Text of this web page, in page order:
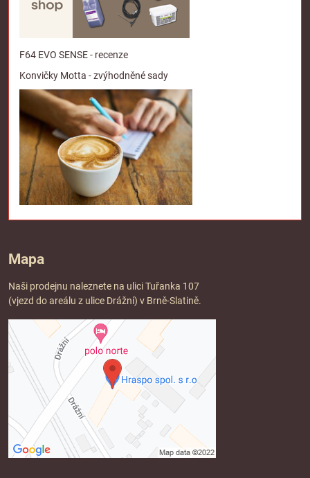
F64 EVO SENSE - recenze
Konvičky Motta - zvýhodněné sady
Mapa
Naši prodejnu naleznete na ulici Tuřanka 107
(vjezd do areálu z ulice Drážní) v Brně-Slatině.